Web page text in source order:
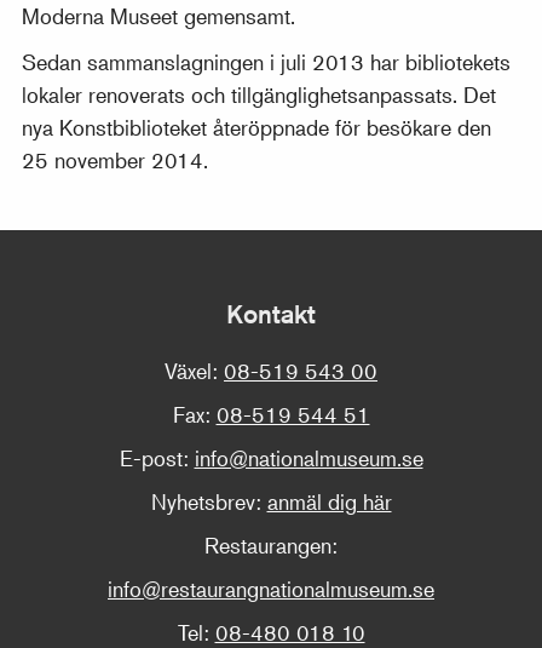
Moderna Museet gemensamt.
Sedan sammanslagningen i juli 2013 har bibliotekets
lokaler renoverats och tillgänglighetsanpassats. Det
nya Konstbiblioteket återöppnade för besökare den
25 november 2014.
Kontakt
Växel: 08-519 543 00
Fax: 08-519 544 51
E-post: info@nationalmuseum.se
Nyhetsbrev: anmäl dig här
Restaurangen:
info@restaurangnationalmuseum.se
Tel: 08-480 018 10